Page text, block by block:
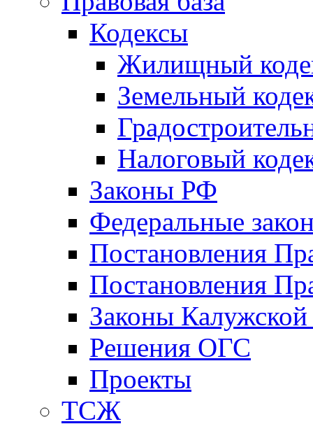
Кодексы
Жилищный
Земельный
Налоговый
Законы РФ
Федеральные
Постановления
Постановления
Законы Калужской
Решения ОГС
Проекты
ТСЖ